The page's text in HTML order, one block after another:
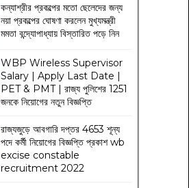
কন্যাশ্রীর প্রকল্পের মতো ছেলেদের জন্য
নয়া প্রকল্পের ঘোষণা করলেন মুখ্যমন্ত্রী
মমতা বন্দ্যোপাধ্যায় বিস্তারিত পড়ে নিন
WBP Wireless Supervisor
Salary | Apply Last Date |
PET & PMT | রাজ্য পুলিশের 1251
জনকে নিয়োগের নতুন বিজ্ঞপ্তি
রাজ্যজুড়ে আবগারি দপ্তর 4653 শূন্য
পদে কর্মী নিয়োগের বিজ্ঞপ্তি প্রকাশ wb
excise constable
recruitment 2022